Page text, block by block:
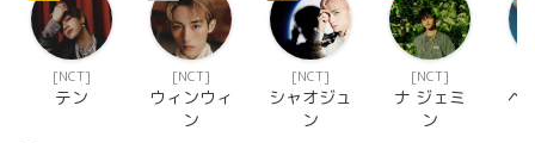
[NCT]
テン
[NCT]
ウィンウィ
ン
[NCT]
シャオジュ
ン
[NCT]
ナ ジェミ
ン
ヘ